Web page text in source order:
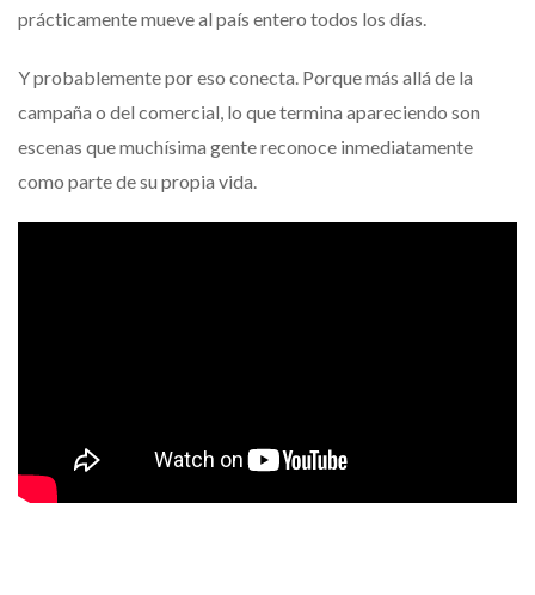
prácticamente mueve al país entero todos los días.
Y probablemente por eso conecta. Porque más allá de la
campaña o del comercial, lo que termina apareciendo son
escenas que muchísima gente reconoce inmediatamente
como parte de su propia vida.